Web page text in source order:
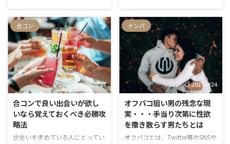
らいから出会いは徐々に減ってい
きます。 30代になると、もはや
「どうやって異性と会えば良いん
だ！？」とすら思うほど。 しか
し、諦めないでください！実は出
会いは日常的に転がっていて、私
たちが「出会いがない」という偏
見から、そのきっかけを無意識に
見逃しているんです。 この記事で
は、出会いがないあなたにおすす
めの出会いの場所30選を紹介し
ます。 非日常的なもの、ドラマ
みたいな展開の出会いもまとめて
に学生時代は呼ばれる機会が多か
ったです。 合コンって基本的に友
だちのツテですし、良い出会いに
恵まれる可能性の高い場所ですよ
ね。 そこで今回は、合コン初心
者の方に向けて合コンのイロハを
徹底解説！合コンのそもそもの意
味や歴史、合コンで良い出会いに
きたいと思います。 最後にぼく
の周囲から聞いた合コン体験談も
掲載しておりますので、ぜひ参考
にしてみてください……！
合コン
2023/9/24
合コンで良い出会いが欲し
いなら覚えておくべき必勝攻
略法
出会いを求めている人にとってい
ナンパ
2023/9/24
オフパコ狙い男の残念な現
実・・・手当り次第に性欲
を撒き散らす男たちとは
オフパコとは、Twitter等のSNSや